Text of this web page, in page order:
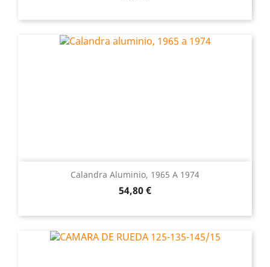
Calandra Aluminio, 1965 A 1974
Precio
54,80 €